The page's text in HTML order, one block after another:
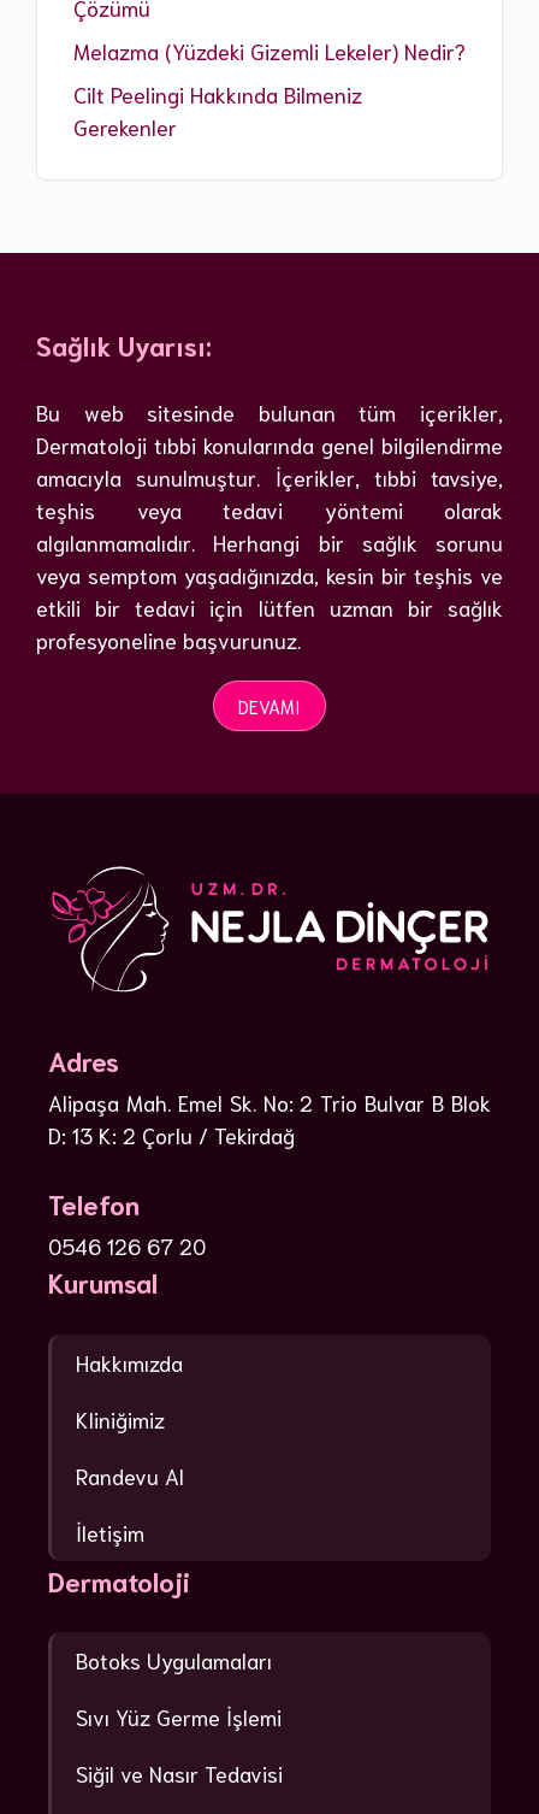
Çözümü
Melazma (Yüzdeki Gizemli Lekeler) Nedir?
Cilt Peelingi Hakkında Bilmeniz
Gerekenler
Sağlık Uyarısı:
Bu web sitesinde bulunan tüm içerikler,
Dermatoloji tıbbi konularında genel bilgilendirme
amacıyla sunulmuştur. İçerikler, tıbbi tavsiye,
teşhis veya tedavi yöntemi olarak
algılanmamalıdır. Herhangi bir sağlık sorunu
veya semptom yaşadığınızda, kesin bir teşhis ve
etkili bir tedavi için lütfen uzman bir sağlık
profesyoneline başvurunuz.
DEVAMI
Adres
Alipaşa Mah. Emel Sk. No: 2 Trio Bulvar B Blok
D: 13 K: 2 Çorlu / Tekirdağ
Telefon
0546 126 67 20
Kurumsal
Hakkımızda
Kliniğimiz
Randevu Al
İletişim
Dermatoloji
Botoks Uygulamaları
Sıvı Yüz Germe İşlemi
Siğil ve Nasır Tedavisi